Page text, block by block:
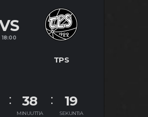
TPS
18:00
38
MINUUTTIA
18
SEKUNTIA